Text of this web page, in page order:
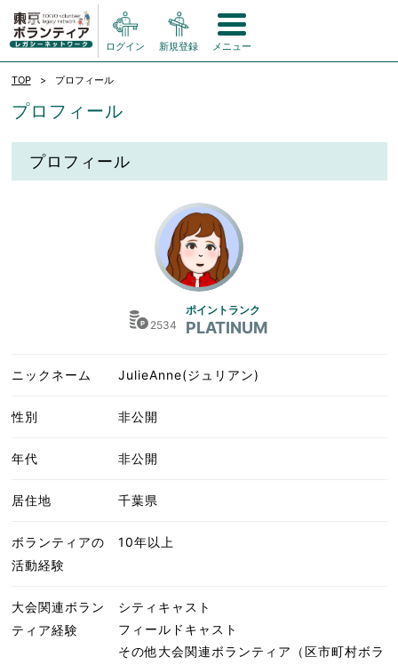
ログイン 新規登録 メニュー
TOP プロフィール
プロフィール
プロフィール
2534
ポイントランク
PLATINUM
ニックネーム JulieAnne(ジュリアン)
性別 非公開
年代 非公開
居住地 千葉県
ボランティアの
活動経験
10年以上
大会関連ボラン
ティア経験
シティキャスト
フィールドキャスト
その他大会関連ボランティア（区市町村ボラ